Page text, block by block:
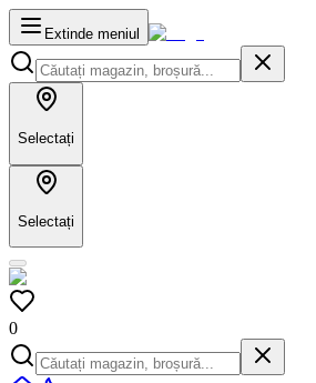
Extinde meniul
Selectați
Selectați
0